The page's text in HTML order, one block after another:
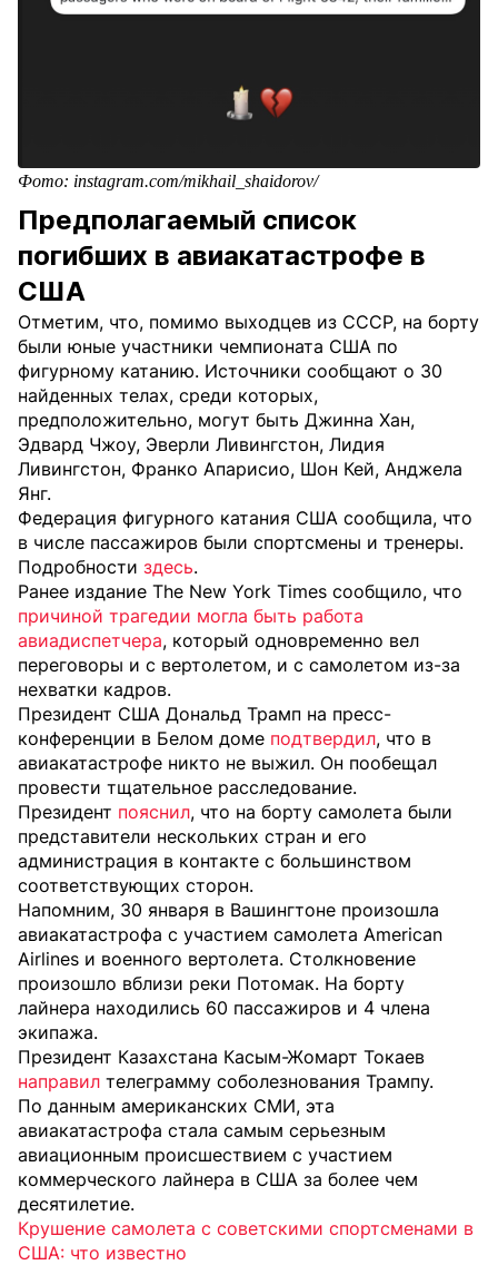
Фото: instagram.com/mikhail_shaidorov/
Предполагаемый список
погибших в авиакатастрофе в
США
Отметим, что, помимо выходцев из СССР, на борту
были юные участники чемпионата США по
фигурному катанию. Источники сообщают о 30
найденных телах, среди которых,
предположительно, могут быть Джинна Хан,
Эдвард Чжоу, Эверли Ливингстон, Лидия
Ливингстон, Франко Апарисио, Шон Кей, Анджела
Янг.
Федерация фигурного катания США сообщила, что
в числе пассажиров были спортсмены и тренеры.
Подробности здесь.
Ранее издание The New York Times сообщило, что
причиной трагедии могла быть работа
авиадиспетчера, который одновременно вел
переговоры и с вертолетом, и с самолетом из-за
нехватки кадров.
Президент США Дональд Трамп на пресс-
конференции в Белом доме подтвердил, что в
авиакатастрофе никто не выжил. Он пообещал
провести тщательное расследование.
Президент пояснил, что на борту самолета были
представители нескольких стран и его
администрация в контакте с большинством
соответствующих сторон.
Напомним, 30 января в Вашингтоне произошла
авиакатастрофа с участием самолета American
Airlines и военного вертолета. Столкновение
произошло вблизи реки Потомак. На борту
лайнера находились 60 пассажиров и 4 члена
экипажа.
Президент Казахстана Касым-Жомарт Токаев
направил телеграмму соболезнования Трампу.
По данным американских СМИ, эта
авиакатастрофа стала самым серьезным
авиационным происшествием с участием
коммерческого лайнера в США за более чем
десятилетие.
Крушение самолета с советскими спортсменами в
США: что известно